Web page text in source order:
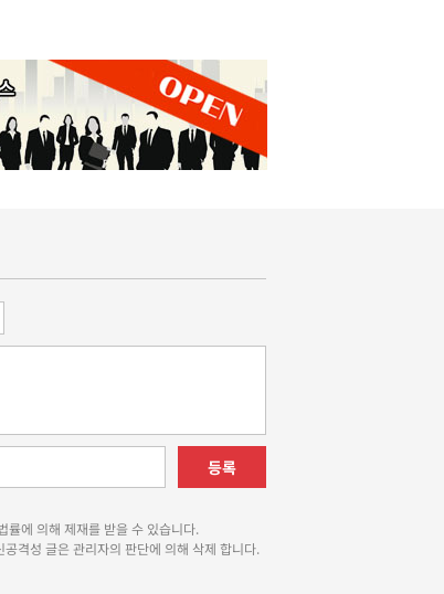
등록
률에 의해 제재를 받을 수 있습니다.
격성 글은 관리자의 판단에 의해 삭제 합니다.